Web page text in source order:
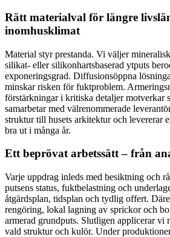
Rätt materialval för längre
inomhusklimat
Material styr prestanda. Vi väljer
silikat- eller silikonhartsbaserad ytputs
exponeringsgrad. Diffusionsöppna
minskar risken för fuktproblem.
förstärkningar i kritiska detaljer motverkar
samarbetar med välrenommerade
struktur till husets arkitektur och levererar
bra ut i många år.
Ett beprövat arbetssätt – från
Varje uppdrag inleds med besiktning och
putsens status, fuktbelastning och
åtgärdsplan, tidsplan och tydlig offert.
rengöring, lokal lagning av sprickor och
armerad grundputs. Slutligen applicerar vi
vald struktur och kulör. Under